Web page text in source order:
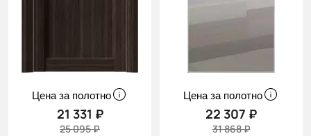
Цена за полотно
21 331 ₽
25 095 ₽
Цена за полотно
22 307 ₽
31 868 ₽